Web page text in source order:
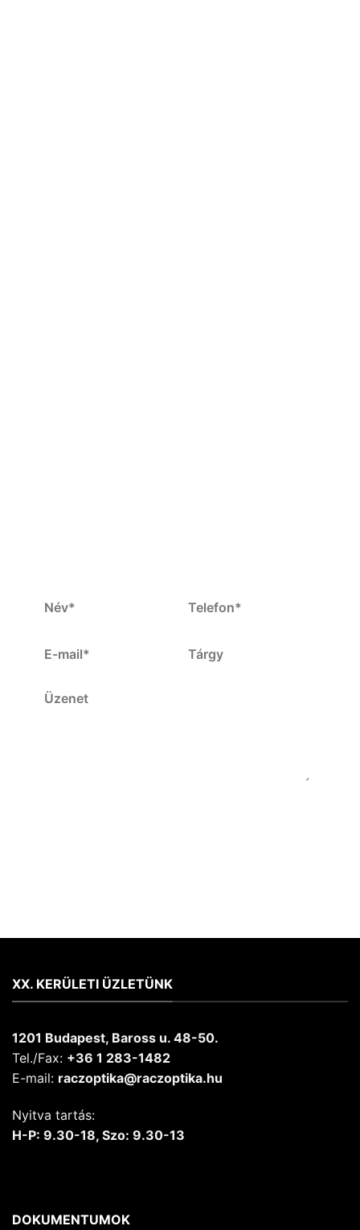
XX. KERÜLETI ÜZLETÜNK
1201 Budapest, Baross u. 48-50.
Tel./Fax: +36 1 283-1482
E-mail: raczoptika@raczoptika.hu
Nyitva tartás:
H-P: 9.30-18, Szo: 9.30-13
DOKUMENTUMOK